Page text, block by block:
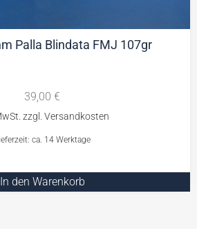
Palla Blindata FMJ 107gr
39,00 €
ca. 14 Werktage
In den Warenkorb